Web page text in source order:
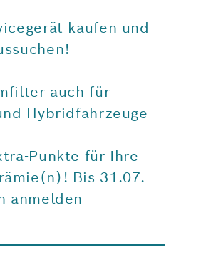
kaufen und
auch für
Hybridfahrzeuge
Punkte für Ihre
Bis 31.07.
anmelden